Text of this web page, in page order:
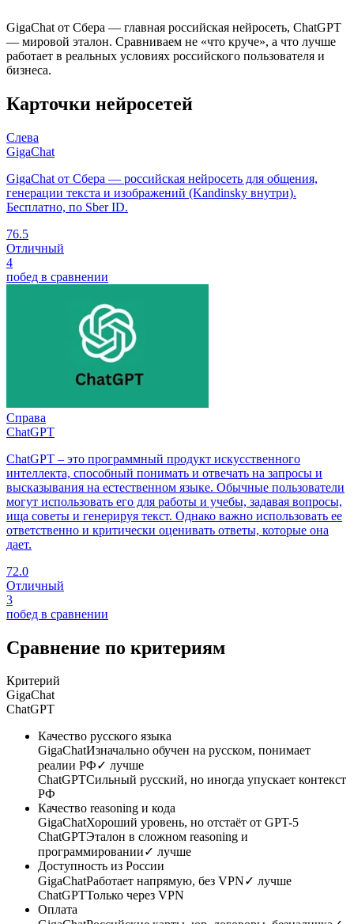
GigaChat от Сбера — главная российская нейросеть, ChatGPT
— мировой эталон. Сравниваем не «что круче», а что лучше
работает в реальных условиях российского пользователя и
бизнеса.
Карточки нейросетей
Слева
GigaChat
GigaChat от Сбера — российская нейросеть для общения,
генерации текста и изображений (Kandinsky внутри).
Бесплатно, по Sber ID.
76.5
Отличный
4
побед в сравнении
Справа
ChatGPT
ChatGPT – это программный продукт искусственного
интеллекта, способный понимать и отвечать на запросы и
высказывания на естественном языке. Обычные пользователи
могут использовать его для работы и учебы, задавая вопросы,
ища советы и генерируя текст. Однако важно использовать ее
ответственно и критически оценивать ответы, которые она
дает.
72.0
Отличный
3
побед в сравнении
Сравнение по критериям
Критерий
GigaChat
ChatGPT
Качество русского языка
GigaChatИзначально обучен на русском, понимает
реалии РФ✓ лучше
ChatGPTСильный русский, но иногда упускает контекст
РФ
Качество reasoning и кода
GigaChatХороший уровень, но отстаёт от GPT-5
ChatGPTЭталон в сложном reasoning и
программировании✓ лучше
Доступность из России
GigaChatРаботает напрямую, без VPN✓ лучше
ChatGPTТолько через VPN
Оплата